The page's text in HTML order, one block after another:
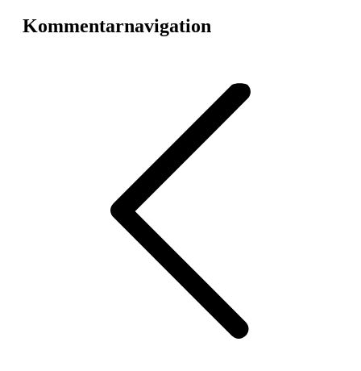
Kommentarnavigation